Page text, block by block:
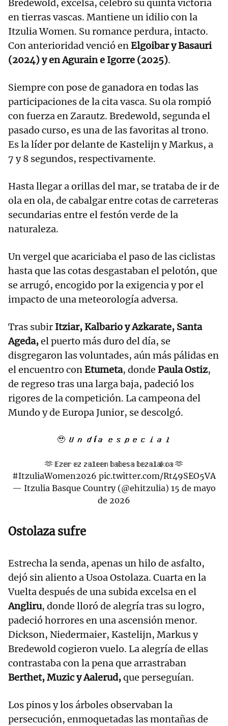
Bredewold, excelsa, celebró su quinta victoria
en tierras vascas. Mantiene un idilio con la
Itzulia Women. Su romance perdura, intacto.
Con anterioridad venció enElgoibar y Basauri
(2024) y en Agurain e Igorre (2025).
Siempre con pose de ganadora en todas las
participaciones de la cita vasca. Su ola rompió
con fuerza en Zarautz. Bredewold, segunda el
pasado curso, es una de las favoritas al trono.
Es la líder por delante de Kastelijn y Markus, a
7 y 8 segundos, respectivamente.
Hasta llegar a orillas del mar, se trataba de ir de
ola en ola, de cabalgar entre cotas de carreteras
secundarias entre el festón verde de la
naturaleza.
Un vergel que acariciaba el paso de las ciclistas
hasta que las cotas desgastaban el pelotón, que
se arrugó, encogido por la exigencia y por el
impacto de una meteorología adversa.
Tras subir Itziar, Kalbario y Azkarate, Santa
Ageda,el puerto más duro del día, se
disgregaron las voluntades, aún más pálidas en
el encuentro conEtumeta, donde Paula Ostiz,
de regreso tras una larga baja, padeció los
rigores de la competición. La campeona del
Mundo y de Europa Junior, se descolgó.
🥹 𝙐𝒏 𝒅𝙞́𝒂 𝙚𝒔𝙥𝒆𝙘𝒊𝙖𝒍
🫶 𝔼𝕫𝕖𝕣 𝕖𝕫 𝕫𝕒𝕝𝕖𝕖𝕟 𝕓𝕒𝕓𝕖𝕤𝕒 𝕓𝕖𝕫𝕒𝕝𝕒𝕜𝕠𝕒 🫶
#ItzuliaWomen2026 pic.twitter.com/Rt49SEO5VA
— Itzulia Basque Country (@ehitzulia) 15 de mayo
de 2026
Ostolaza sufre
Estrecha la senda, apenas un hilo de asfalto,
dejó sin aliento a Usoa Ostolaza. Cuarta en la
Vuelta después de una subida excelsa en el
Angliru, donde lloró de alegría tras su logro,
padeció horrores en una ascensión menor.
Dickson, Niedermaier, Kastelijn, Markus y
Bredewold cogieron vuelo. La alegría de ellas
contrastaba con la pena que arrastraban
Berthet, Muzic y Aalerud,que perseguían.
Los pinos y los árboles observaban la
persecución, enmoquetadas las montañas de